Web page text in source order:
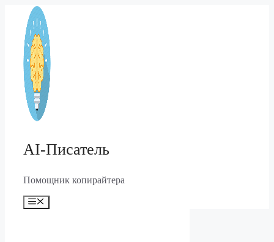
Перейти
содержимому
AI-Писатель
Помощник копирайтера
Меню